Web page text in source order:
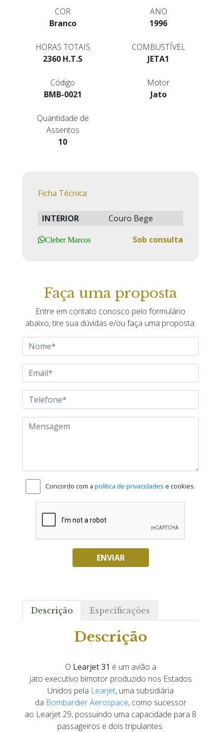
COR
Branco
ANO
1996
HORAS TOTAIS
2360 H.T.S
COMBUSTÍVEL
JETA1
Código
BMB-0021
Motor
Jato
Quantidade de
Assentos
10
Ficha Técnica
INTERIOR Couro Bege
Cleber Marcos Sob consulta
Faça uma proposta
Entre em contato conosco pelo formulário
abaixo, tire sua dúvidas e/ou faça uma proposta:
Concordo com a política de privacidades e cookies.
ENVIAR
Descrição Especificações
Descrição
O Learjet 31 é um avião a
jato executivo bimotor produzido nos Estados
Unidos pela Learjet, uma subsidiária
da Bombardier Aerospace, como sucessor
ao Learjet 29, possuindo uma capacidade para 8
passageiros e dois tripulantes.